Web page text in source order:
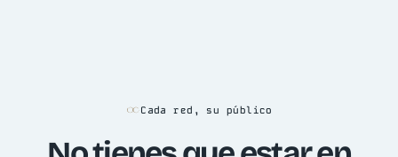
Cada red, su público